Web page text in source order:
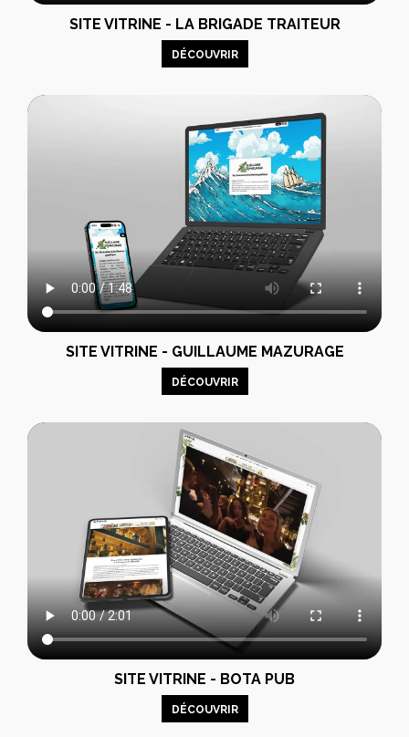
SITE VITRINE - LA BRIGADE TRAITEUR
DÉCOUVRIR
SITE VITRINE - GUILLAUME MAZURAGE
DÉCOUVRIR
SITE VITRINE - BOTA PUB
DÉCOUVRIR